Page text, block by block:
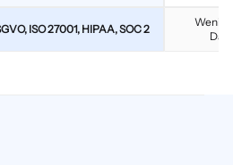
ISO 27001, HIPAA, SOC 2